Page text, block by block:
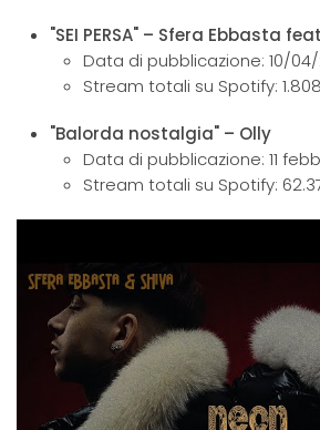
"SEI PERSA" – Sfera Ebbasta
Data di pubblicazione: 10/
Stream totali su Spotify:
"Balorda nostalgia" – Olly
Data di pubblicazione: 11
Stream totali su Spotify: